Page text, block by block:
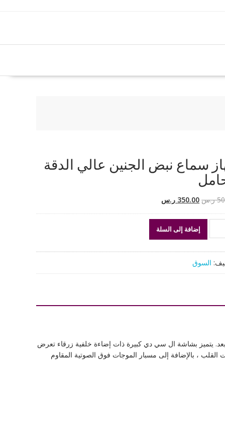
سماع نبض الجنين عالي الدقة
ر.س السعر
هو:
500.00 ر.س.
350.00 ر.سالسعر
هو:
350.00 ر.س.إضافة إلى السلة
السوق
يتميز بشاشة ال سي دي كبيرة ذات إضاءة خلفية زرقاء تعرض
، بالإضافة إلى مسبار الموجات فوق الصوتية المقاوم